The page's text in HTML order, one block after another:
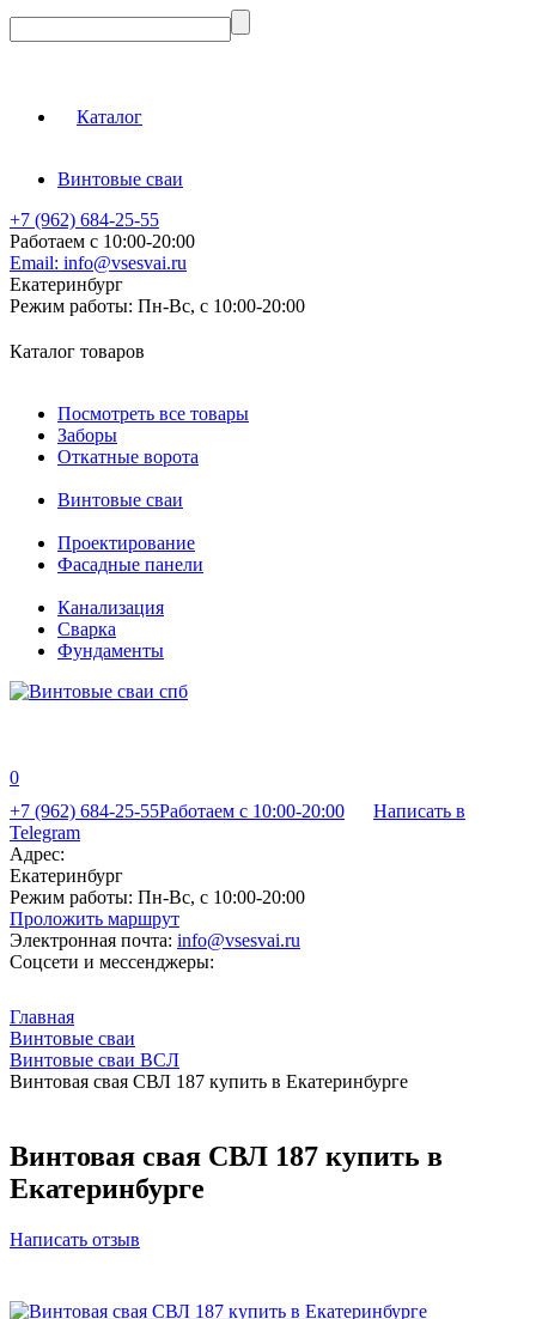
Каталог
Винтовые сваи
+7 (962) 684-25-55
Работаем с 10:00-20:00
Email: info@vsesvai.ru
Екатеринбург
Режим работы: Пн-Вс, с 10:00-20:00
Каталог товаров
Посмотреть все товары
Заборы
Откатные ворота
Винтовые сваи
Проектирование
Фасадные панели
Канализация
Сварка
Фундаменты
0
+7 (962) 684-25-55Работаем с 10:00-20:00
Написать в
Telegram
Адрес:
Екатеринбург
Режим работы: Пн-Вс, с 10:00-20:00
Проложить маршрут
Электронная почта: info@vsesvai.ru
Соцсети и мессенджеры:
Главная
Винтовые сваи
Винтовые сваи ВСЛ
Винтовая свая СВЛ 187 купить в Екатеринбурге
Винтовая свая СВЛ 187 купить в
Екатеринбурге
Написать отзыв